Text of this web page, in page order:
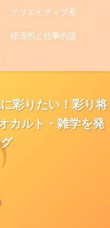
彩りたい！彩り将
カルト・雑学を発
クリエイティブ系
経済的と仕事的談